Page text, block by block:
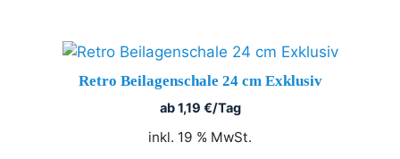
Retro Beilagenschale 24 cm Exklusiv
ab1,19 €/Tag
inkl. 19 % MwSt.